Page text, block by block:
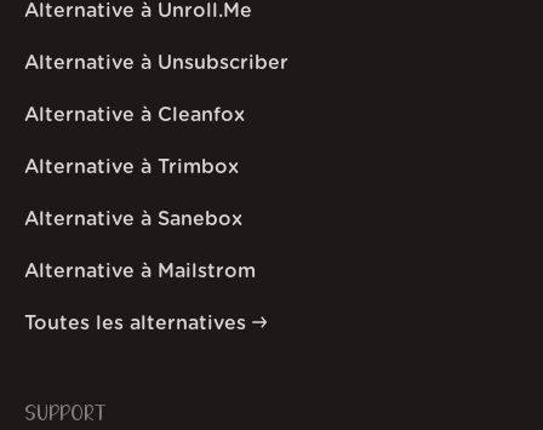
Alternative à Unroll.Me
Alternative à Unsubscriber
Alternative à Cleanfox
Alternative à Trimbox
Alternative à Sanebox
Alternative à Mailstrom
Toutes les alternatives
SUPPORT